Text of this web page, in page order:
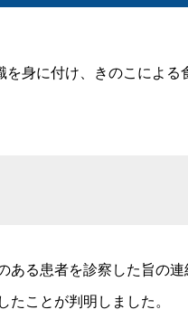
身に付け、きのこによる
る患者を診察した旨の
ことが判明しました。